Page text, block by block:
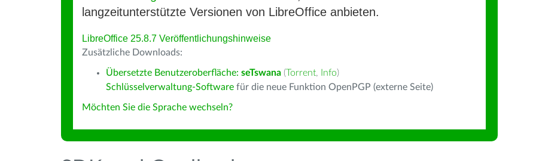
langzeitunterstützte Versionen von LibreOffice anbieten.
LibreOffice 25.8.7 Veröffentlichungshinweise
Zusätzliche Downloads:
Übersetzte Benutzeroberfläche: seTswana (Torrent, Info)
Schlüsselverwaltung-Software für die neue Funktion OpenPGP (externe Seite)
Möchten Sie die Sprache wechseln?